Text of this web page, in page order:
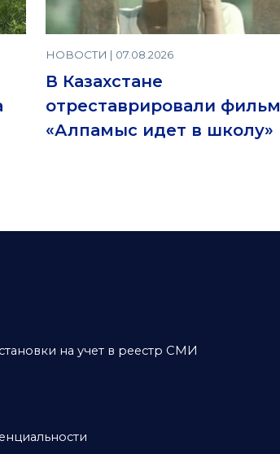
НОВОСТИ | 07.08.2026
В Казахстане
отреставрировали фильм
«Алпамыс идет в школу»
на учет в реестр СМИ